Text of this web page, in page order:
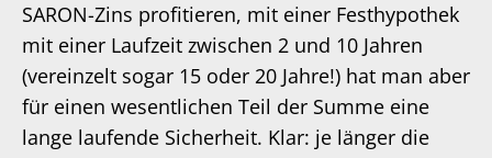
SARON-Zins profitieren, mit einer Festhypothek
mit einer Laufzeit zwischen 2 und 10 Jahren
(vereinzelt sogar 15 oder 20 Jahre!) hat man aber
für einen wesentlichen Teil der Summe eine
lange laufende Sicherheit. Klar: je länger die